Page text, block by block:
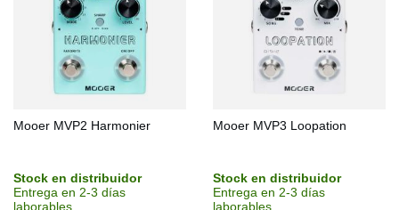
Mooer MVP2 Harmonier
Stock en distribuidor
Entrega en 2-3 días
laborables
Mooer MVP3 Loopation
Stock en distribuidor
Entrega en 2-3 días
laborables